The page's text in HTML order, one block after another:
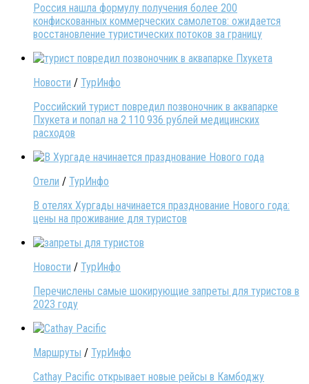
Россия нашла формулу получения более 200
конфискованных коммерческих самолетов: ожидается
восстановление туристических потоков за границу
Новости / ТурИнфо
Российский турист повредил позвоночник в аквапарке
Пхукета и попал на 2 110 936 рублей медицинских
расходов
Отели / ТурИнфо
В отелях Хургады начинается празднование Нового года:
цены на проживание для туристов
Новости / ТурИнфо
Перечислены самые шокирующие запреты для туристов в
2023 году
Маршруты / ТурИнфо
Cathay Pacific открывает новые рейсы в Камбоджу